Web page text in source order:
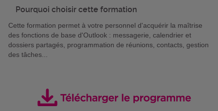
Pourquoi choisir cette formation
Cette formation permet à votre personnel d'acquérir la maîtrise
des fonctions de base d'Outlook : messagerie, calendrier et
dossiers partagés, programmation de réunions, contacts, gestion
des tâches...